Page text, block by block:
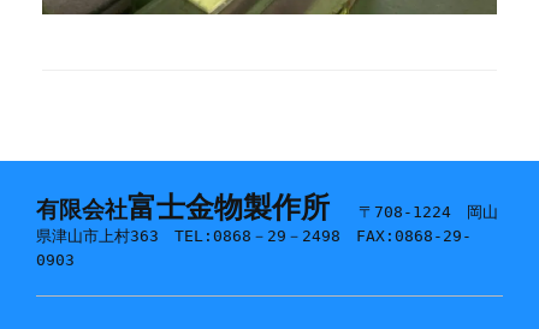
有限会社富士金物製作所
〒708-1224 岡山
県津山市上村363 TEL:0868－29－2498 FAX:0868-29-
0903